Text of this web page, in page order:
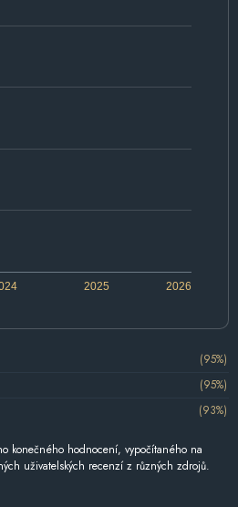
2026
2025
(95%)
(95%)
(93%)
konečného hodnocení, vypočítaného na
uživatelských recenzí z různých zdrojů.